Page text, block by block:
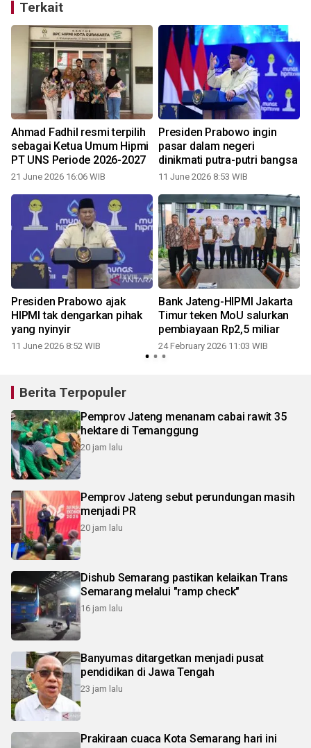
Terkait
Ahmad Fadhil resmi terpilih
sebagai Ketua Umum Hipmi
PT UNS Periode 2026-2027
21 June 2026 16:06 WIB
Presiden Prabowo ingin
pasar dalam negeri
dinikmati putra-putri bangsa
11 June 2026 8:53 WIB
Presiden Prabowo ajak
HIPMI tak dengarkan pihak
yang nyinyir
11 June 2026 8:52 WIB
Bank Jateng-HIPMI Jakarta
Timur teken MoU salurkan
pembiayaan Rp2,5 miliar
24 February 2026 11:03 WIB
Berita Terpopuler
Pemprov Jateng menanam cabai rawit 35
hektare di Temanggung
20 jam lalu
Pemprov Jateng sebut perundungan masih
menjadi PR
20 jam lalu
Dishub Semarang pastikan kelaikan Trans
Semarang melalui "ramp check"
16 jam lalu
Banyumas ditargetkan menjadi pusat
pendidikan di Jawa Tengah
23 jam lalu
Prakiraan cuaca Kota Semarang hari ini